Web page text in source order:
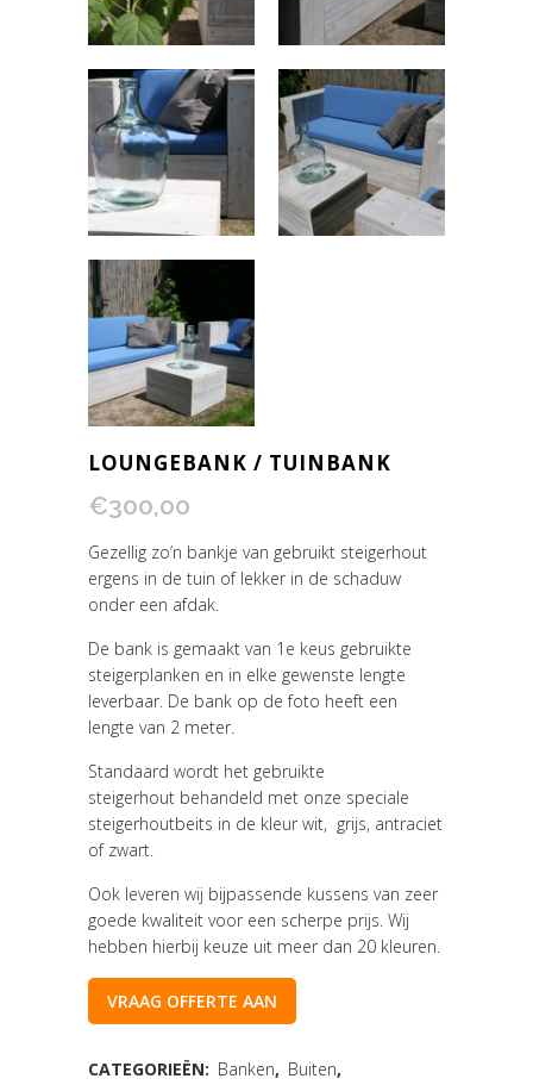
LOUNGEBANK / TUINBANK
€300,00
Gezellig zo’n bankje van gebruikt steigerhout
ergens in de tuin of lekker in de schaduw
onder een afdak.
De bank is gemaakt van 1e keus gebruikte
steigerplanken en in elke gewenste lengte
leverbaar. De bank op de foto heeft een
lengte van 2 meter.
Standaard wordt het gebruikte
steigerhout behandeld met onze speciale
steigerhoutbeits in de kleur wit, grijs, antraciet
of zwart.
Ook leveren wij bijpassende kussens van zeer
goede kwaliteit voor een scherpe prijs. Wij
hebben hierbij keuze uit meer dan 20 kleuren.
VRAAG OFFERTE AAN
CATEGORIEËN: Banken, Buiten,